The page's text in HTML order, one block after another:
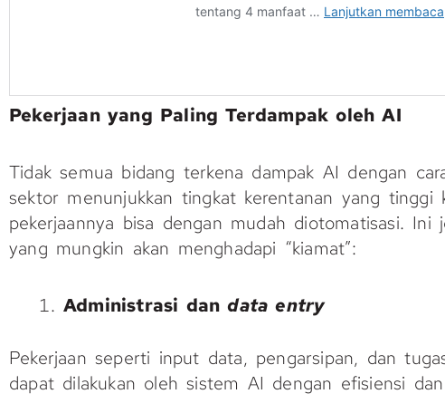
Pekerjaan yang Paling Terdampak oleh AI
Tidak semua bidang terkena dampak AI dengan
sektor menunjukkan tingkat kerentanan yang tinggi
pekerjaannya bisa dengan mudah diotomatisasi. Ini
yang mungkin akan menghadapi “kiamat”:
Administrasi dandata entry
Pekerjaan seperti input data, pengarsipan, dan
dapat dilakukan oleh sistem AI dengan efisiensi